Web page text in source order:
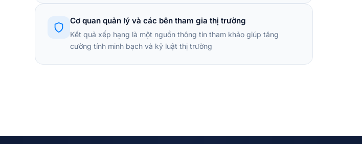
Cơ quan quản lý và các bên tham gia thị trường
Kết quả xếp hạng là một nguồn thông tin tham khảo giúp tăng
cường tính minh bạch và kỷ luật thị trường